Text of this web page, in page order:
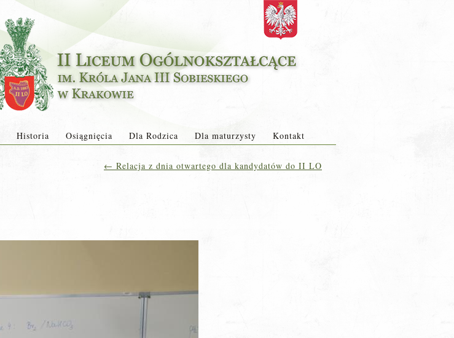
Historia Osiągnięcia Dla Rodzica Dla maturzysty Kontakt
← Relacja z dnia otwartego dla kandydatów do II LO